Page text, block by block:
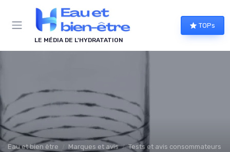
LE MÉDIA DE L'HYDRATATION
TOPs
Eau et bien être Marques et avis Tests et avis consommateurs
Panneau de gestion des cookies